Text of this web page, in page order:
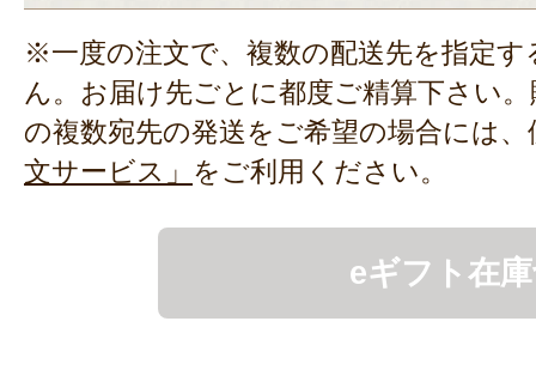
※一度の注文で、複数の配送先を指定
ん。お届け先ごとに都度ご精算下さい
の複数宛先の発送をご希望の場合には、
文サービス」 をご利用ください。
eギフト在